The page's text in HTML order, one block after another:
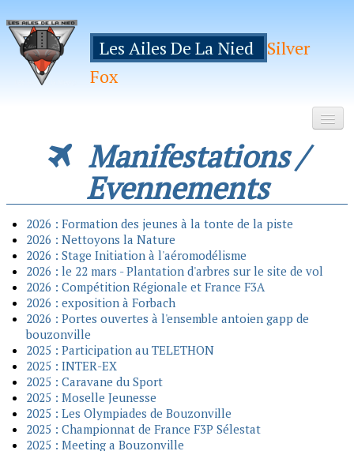
Les Ailes De La Nied
Silver
Fox
Accueil
Espace Membres
Inscription
Manifestations
Hebergements
Manifestations /
Evennements
2026 : Formation des jeunes à la tonte de la piste
2026 : Nettoyons la Nature
2026 : Stage Initiation à l'aéromodélisme
2026 : le 22 mars - Plantation d'arbres sur le site de vol
2026 : Compétition Régionale et France F3A
2026 : exposition à Forbach
2026 : Portes ouvertes à l'ensemble antoien gapp de
bouzonville
2025 : Participation au TELETHON
2025 : INTER-EX
2025 : Caravane du Sport
2025 : Moselle Jeunesse
2025 : Les Olympiades de Bouzonville
2025 : Championnat de France F3P Sélestat
2025 : Meeting a Bouzonville